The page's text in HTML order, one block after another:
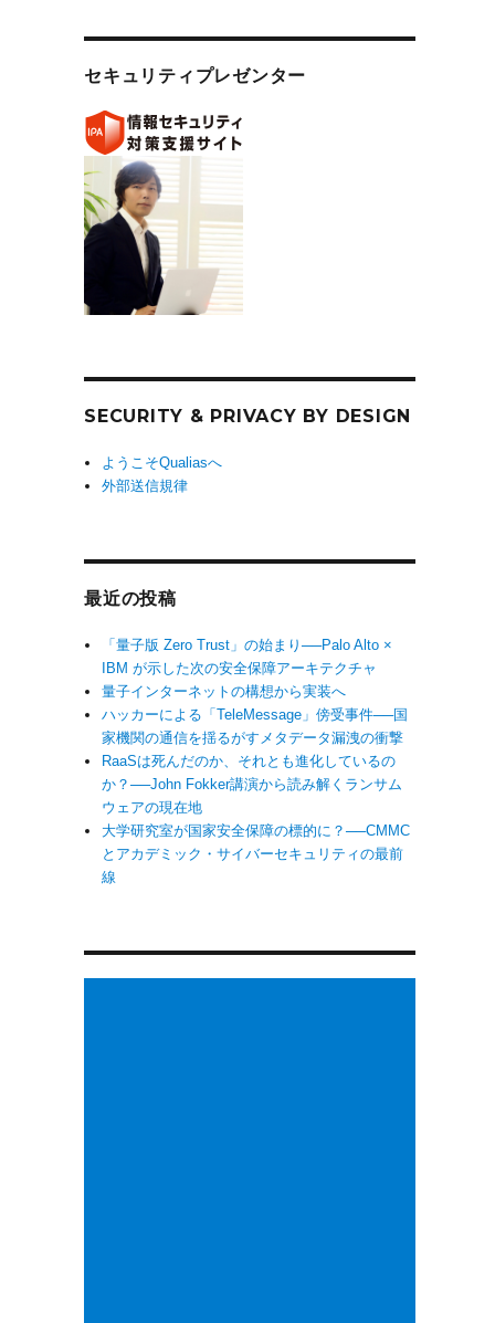
セキュリティプレゼンター
SECURITY & PRIVACY BY DESIGN
ようこそQualiasへ
外部送信規律
最近の投稿
「量子版 Zero Trust」の始まり──Palo Alto ×
IBM が示した次の安全保障アーキテクチャ
量子インターネットの構想から実装へ
ハッカーによる「TeleMessage」傍受事件──国
家機関の通信を揺るがすメタデータ漏洩の衝撃
RaaSは死んだのか、それとも進化しているの
か？──John Fokker講演から読み解くランサム
ウェアの現在地
大学研究室が国家安全保障の標的に？──CMMC
とアカデミック・サイバーセキュリティの最前
線